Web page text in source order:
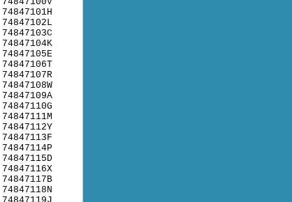
74847101H
74847102L
74847103C
74847104K
74847105E
74847106T
74847107R
74847108W
74847109A
74847110G
74847111M
74847112Y
74847113F
74847114P
74847115D
74847116X
74847117B
74847118N